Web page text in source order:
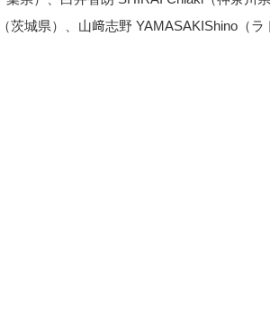
茨城県）、山﨑志野 YAMASAKIShino（ラ